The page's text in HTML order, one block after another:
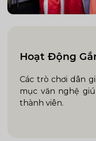
Hoạt Động
Các trò chơi dân
mục văn nghệ
thành viên.